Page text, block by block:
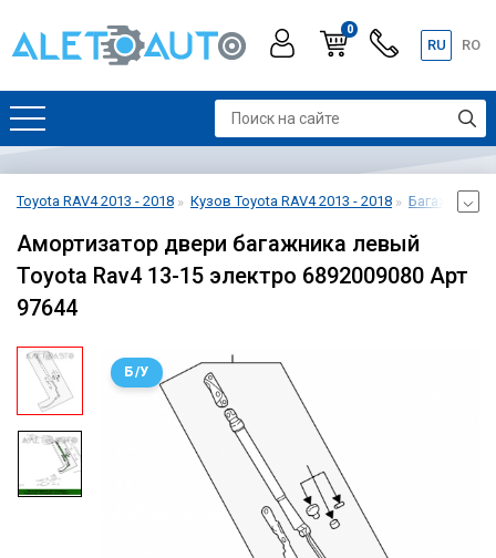
0
RU RO
Toyota RAV4 2013 - 2018 Кузов Toyota RAV4 2013 - 2018 Багажник
Амортизатор двери багажника левый
Toyota Rav4 13-15 электро 6892009080 Арт
97644
Б/У